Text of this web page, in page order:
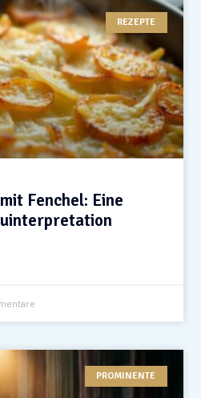
REZEPTE
Fenchel: Eine
PROMINENTE